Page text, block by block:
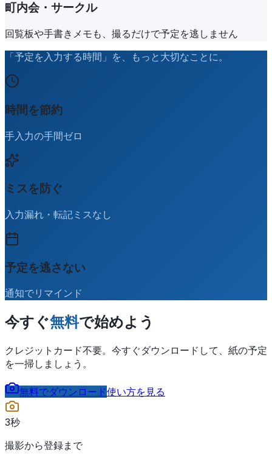
町内会・サークル
回覧板や手書きメモも、撮るだけで予定を逃しません
「予定を入力する時間」を、もっと大切なことに。
時間を節約
手入力の手間ゼロ
ミスを防ぐ
入力漏れ・転記ミスなし
予定を逃さない
通知でリマインド
今すぐ無料で始めよう
クレジットカード不要。今すぐダウンロードして、紙の予定
を一掃しましょう。
無料でダウンロード使い方を見る
3秒
撮影から登録まで